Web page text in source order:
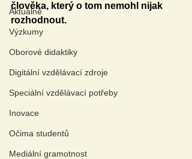
Aktuálně
Výzkumy
Oborové didaktiky
Digitální vzdělávací zdroje
Speciální vzdělávací potřeby
Inovace
Očima studentů
Mediální gramotnost
člověka, který o tom nemohl nijak
rozhodnout.